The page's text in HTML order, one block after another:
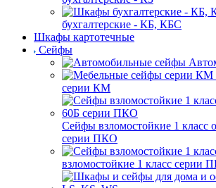
бухгалтерские - КБ, КБС
Шкафы картотечные
Сейфы
серии КМ
Сейфы взломостойкие 1 класс
серии ПКО
взломостойкие 1 класс серии